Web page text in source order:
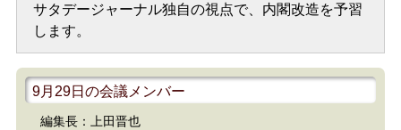
サタデージャーナル独自の視点で、内閣改造を予習
します。
9月29日の会議メンバー
編集長：上田晋也